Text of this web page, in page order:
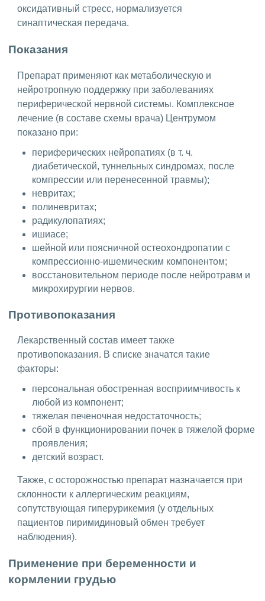
оксидативный стресс, нормализуется
синаптическая передача.
Показания
Препарат применяют как метаболическую и
нейротропную поддержку при заболеваниях
периферической нервной системы. Комплексное
лечение (в составе схемы врача) Центрумом
показано при:
периферических нейропатиях (в т. ч.
диабетической, туннельных синдромах, после
компрессии или перенесенной травмы);
невритах;
полиневритах;
радикулопатиях;
ишиасе;
шейной или поясничной остеохондропатии с
компрессионно-ишемическим компонентом;
восстановительном периоде после нейротравм и
микрохирургии нервов.
Противопоказания
Лекарственный состав имеет также
противопоказания. В списке значатся такие
факторы:
персональная обостренная восприимчивость к
любой из компонент;
тяжелая печеночная недостаточность;
сбой в функционировании почек в тяжелой форме
проявления;
детский возраст.
Также, с осторожностью препарат назначается при
склонности к аллергическим реакциям,
сопутствующая гиперурикемия (у отдельных
пациентов пиримидиновый обмен требует
наблюдения).
Применение при беременности и
кормлении грудью